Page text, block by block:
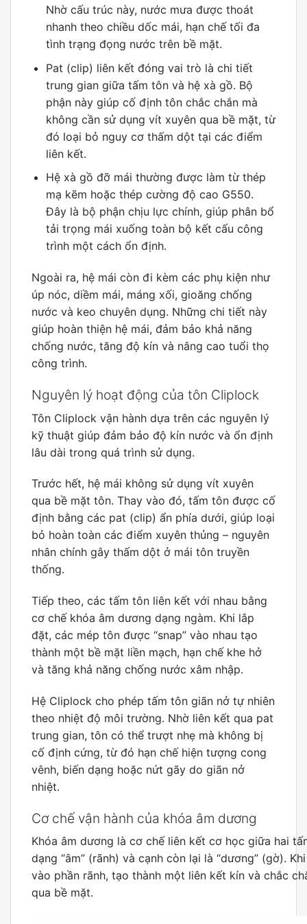
Nhờ cấu trúc này, nước mưa được thoát
nhanh theo chiều dốc mái, hạn chế tối đa
tình trạng đọng nước trên bề mặt.
Pat (clip) liên kết đóng vai trò là chi tiết
trung gian giữa tấm tôn và hệ xà gồ. Bộ
phận này giúp cố định tôn chắc chắn mà
không cần sử dụng vít xuyên qua bề mặt, từ
đó loại bỏ nguy cơ thấm dột tại các điểm
liên kết.
Hệ xà gồ đỡ mái thường được làm từ thép
mạ kẽm hoặc thép cường độ cao G550.
Đây là bộ phận chịu lực chính, giúp phân bổ
tải trọng mái xuống toàn bộ kết cấu công
trình một cách ổn định.
Ngoài ra, hệ mái còn đi kèm các phụ kiện như
úp nóc, diềm mái, máng xối, gioăng chống
nước và keo chuyên dụng. Những chi tiết này
giúp hoàn thiện hệ mái, đảm bảo khả năng
chống nước, tăng độ kín và nâng cao tuổi thọ
công trình.
Nguyên lý hoạt động của tôn Cliplock
Tôn Cliplock vận hành dựa trên các nguyên lý
kỹ thuật giúp đảm bảo độ kín nước và ổn định
lâu dài trong quá trình sử dụng.
Trước hết, hệ mái không sử dụng vít xuyên
qua bề mặt tôn. Thay vào đó, tấm tôn được cố
định bằng các pat (clip) ẩn phía dưới, giúp loại
bỏ hoàn toàn các điểm xuyên thủng – nguyên
nhân chính gây thấm dột ở mái tôn truyền
thống.
Tiếp theo, các tấm tôn liên kết với nhau bằng
cơ chế khóa âm dương dạng ngàm. Khi lắp
đặt, các mép tôn được “snap” vào nhau tạo
thành một bề mặt liền mạch, hạn chế khe hở
và tăng khả năng chống nước xâm nhập.
Hệ Cliplock cho phép tấm tôn giãn nở tự nhiên
theo nhiệt độ môi trường. Nhờ liên kết qua pat
trung gian, tôn có thể trượt nhẹ mà không bị
cố định cứng, từ đó hạn chế hiện tượng cong
vênh, biến dạng hoặc nứt gãy do giãn nở
nhiệt.
Cơ chế vận hành của khóa âm dương
Khóa âm dương là cơ chế liên kết cơ học giữa hai
dạng “âm” (rãnh) và cạnh còn lại là “dương” (gờ).
vào phần rãnh, tạo thành một liên kết kín và chắc
qua bề mặt.